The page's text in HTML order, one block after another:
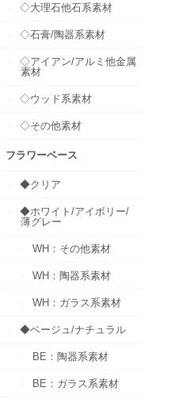
◇大理石他石系素材
◇石膏/陶器系素材
◇アイアン/アルミ他金属
素材
◇ウッド系素材
◇その他素材
フラワーベース
◆クリア
◆ホワイト/アイボリー/
薄グレー
WH：その他素材
WH：陶器系素材
WH：ガラス系素材
◆ベージュ/ナチュラル
BE：陶器系素材
BE：ガラス系素材